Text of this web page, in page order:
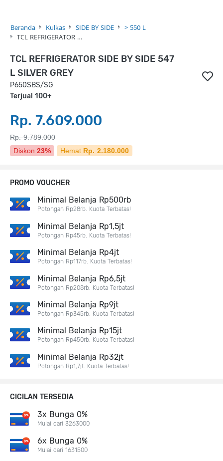
Beranda Kulkas SIDE BY SIDE
> 550 L
TCL REFRIGERATOR …
TCL REFRIGERATOR SIDE BY SIDE 547
L SILVER GREY
P650SBS/SG
Terjual 100+
Rp. 7.609.000
Rp. 9.789.000
Diskon 23% Hemat Rp. 2.180.000
PROMO VOUCHER
Minimal Belanja Rp500rb
Potongan Rp28rb. Kuota Terbatas!
Minimal Belanja Rp1,5jt
Potongan Rp45rb. Kuota Terbatas!
Minimal Belanja Rp4jt
Potongan Rp117rb. Kuota Terbatas!
Minimal Belanja Rp6,5jt
Potongan Rp208rb. Kuota Terbatas!
Minimal Belanja Rp9jt
Potongan Rp345rb. Kuota Terbatas!
Minimal Belanja Rp15jt
Potongan Rp450rb. Kuota Terbatas!
Minimal Belanja Rp32jt
Potongan Rp1,7jt. Kuota Terbatas!
CICILAN TERSEDIA
3x Bunga 0%
Mulai dari 3263000
6x Bunga 0%
Mulai dari 1631500